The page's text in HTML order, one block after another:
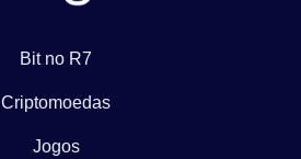
Bit no R7
Criptomoedas
Jogos